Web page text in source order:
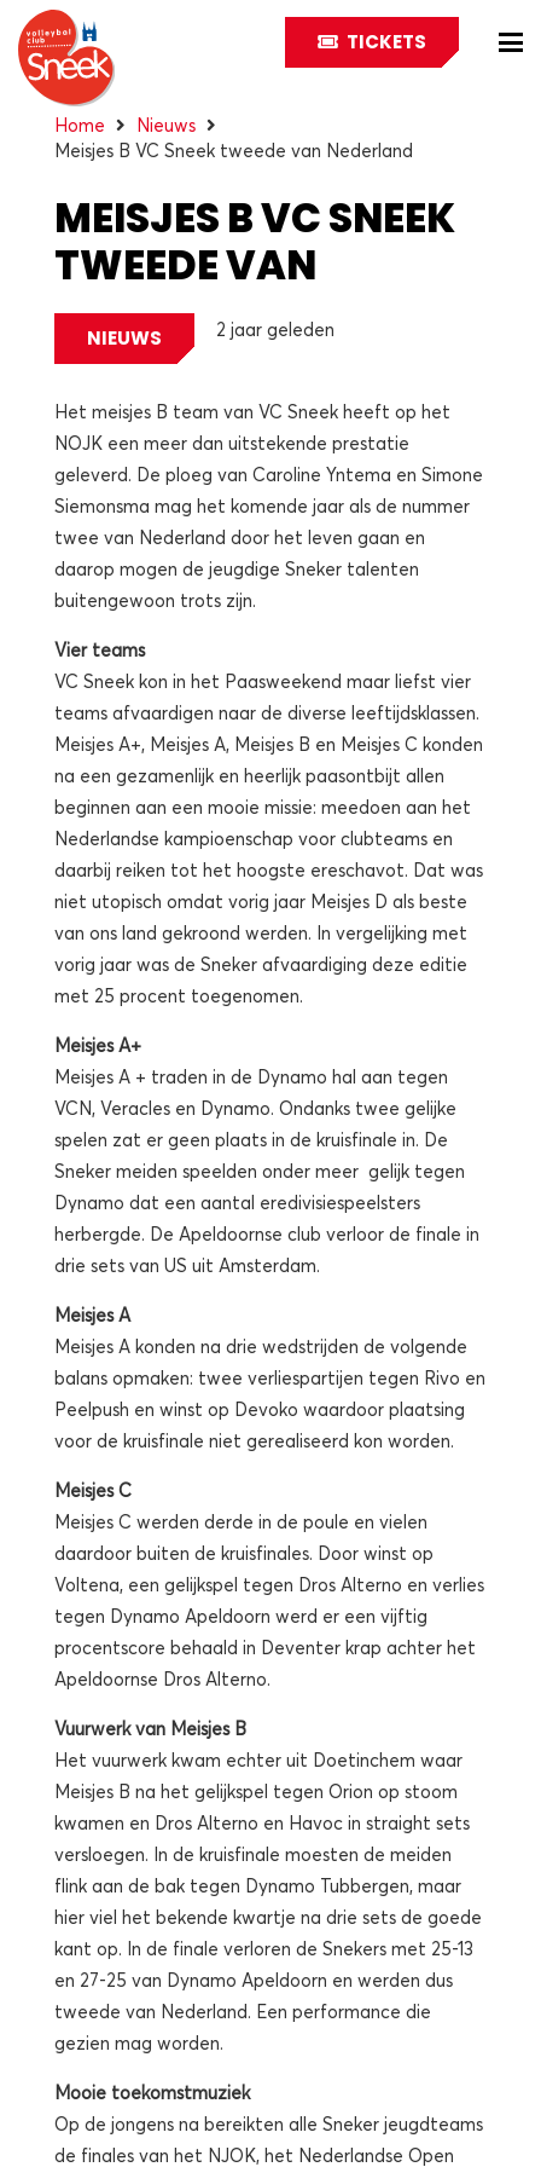
TICKETS
Home
Nieuws
Meisjes B VC Sneek tweede van Nederland
MEISJES B VC SNEEK
TWEEDE VAN
NEDERLAND
NIEUWS 2 jaar geleden
Het meisjes B team van VC Sneek heeft op het
NOJK een meer dan uitstekende prestatie
geleverd. De ploeg van Caroline Yntema en Simone
Siemonsma mag het komende jaar als de nummer
twee van Nederland door het leven gaan en
daarop mogen de jeugdige Sneker talenten
buitengewoon trots zijn.
Vier teams
VC Sneek kon in het Paasweekend maar liefst vier
teams afvaardigen naar de diverse leeftijdsklassen.
Meisjes A+, Meisjes A, Meisjes B en Meisjes C konden
na een gezamenlijk en heerlijk paasontbijt allen
beginnen aan een mooie missie: meedoen aan het
Nederlandse kampioenschap voor clubteams en
daarbij reiken tot het hoogste ereschavot. Dat was
niet utopisch omdat vorig jaar Meisjes D als beste
van ons land gekroond werden. In vergelijking met
vorig jaar was de Sneker afvaardiging deze editie
met 25 procent toegenomen.
Meisjes A+
Meisjes A + traden in de Dynamo hal aan tegen
VCN, Veracles en Dynamo. Ondanks twee gelijke
spelen zat er geen plaats in de kruisfinale in. De
Sneker meiden speelden onder meer gelijk tegen
Dynamo dat een aantal eredivisiespeelsters
herbergde. De Apeldoornse club verloor de finale in
drie sets van US uit Amsterdam.
Meisjes A
Meisjes A konden na drie wedstrijden de volgende
balans opmaken: twee verliespartijen tegen Rivo en
Peelpush en winst op Devoko waardoor plaatsing
voor de kruisfinale niet gerealiseerd kon worden.
Meisjes C
Meisjes C werden derde in de poule en vielen
daardoor buiten de kruisfinales. Door winst op
Voltena, een gelijkspel tegen Dros Alterno en verlies
tegen Dynamo Apeldoorn werd er een vijftig
procentscore behaald in Deventer krap achter het
Apeldoornse Dros Alterno.
Vuurwerk van Meisjes B
Het vuurwerk kwam echter uit Doetinchem waar
Meisjes B na het gelijkspel tegen Orion op stoom
kwamen en Dros Alterno en Havoc in straight sets
versloegen. In de kruisfinale moesten de meiden
flink aan de bak tegen Dynamo Tubbergen, maar
hier viel het bekende kwartje na drie sets de goede
kant op. In de finale verloren de Snekers met 25-13
en 27-25 van Dynamo Apeldoorn en werden dus
tweede van Nederland. Een performance die
gezien mag worden.
Mooie toekomstmuziek
Op de jongens na bereikten alle Sneker jeugdteams
de finales van het NJOK, het Nederlandse Open